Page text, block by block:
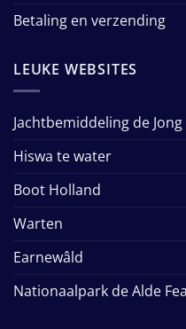
Betaling en verzending
LEUKE WEBSITES
Jachtbemiddeling de Jong
Hiswa te water
Boot Holland
Warten
Earnewâld
Nationaalpark de Alde